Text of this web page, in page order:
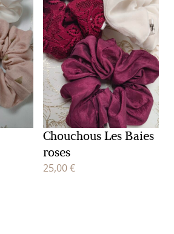
Chouchous Les Baies
roses
25,00 €